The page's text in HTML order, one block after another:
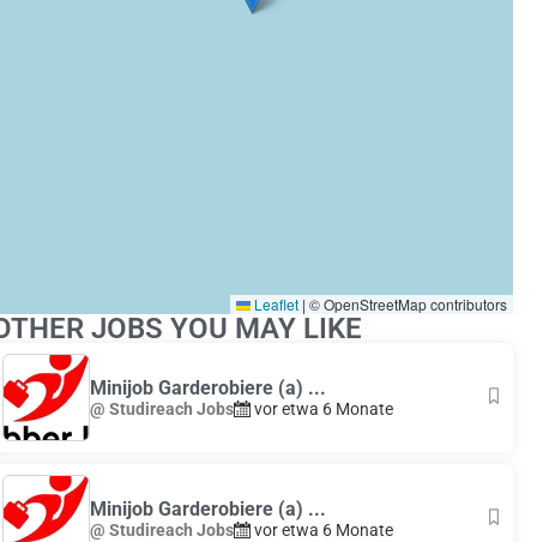
Leaflet | © OpenStreetMap contributors
JOBS YOU MAY LIKE
Minijob Garderobiere (a) ...
@ Studireach Jobs vor etwa 6 Monate
Minijob Garderobiere (a) ...
@ Studireach Jobs vor etwa 6 Monate